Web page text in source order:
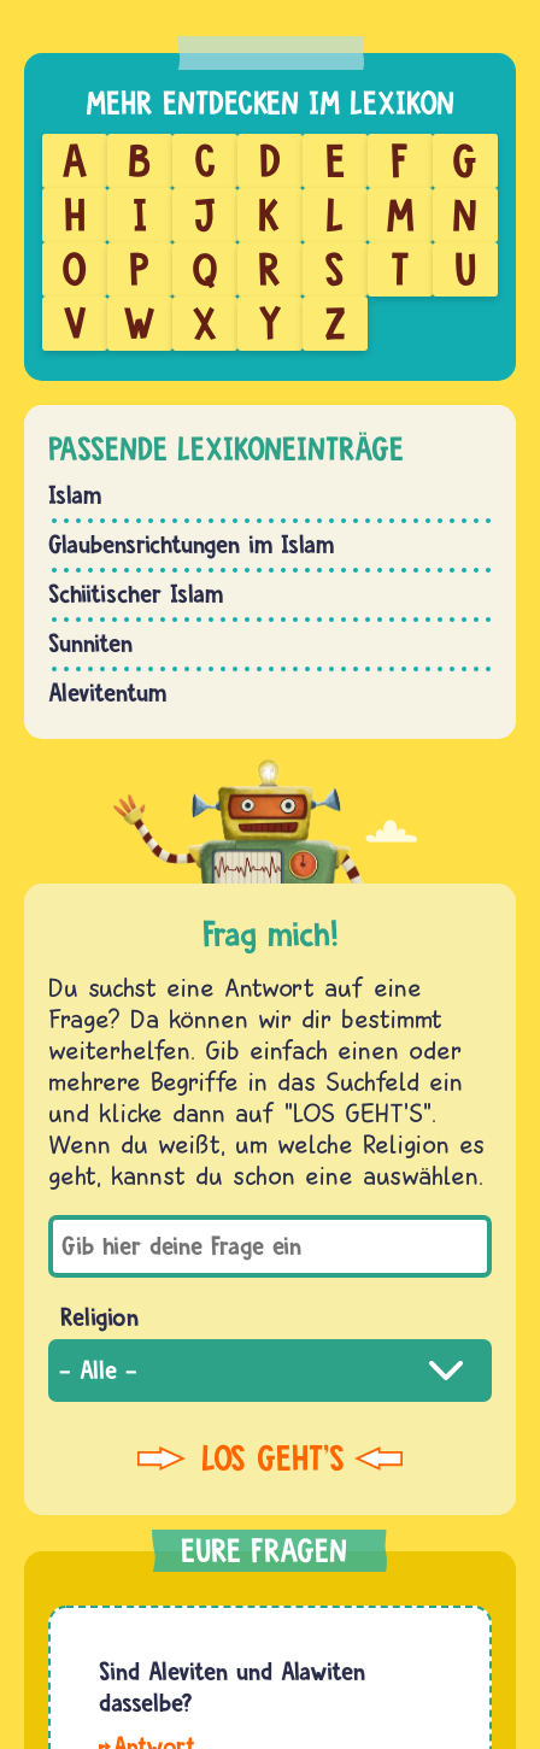
A B C D E F
G
H
I J K L M
N
O
P Q R S T
U
V
W X Y Z
PASSENDE LEXIKONEINTRÄGE
Islam
Glaubensrichtungen im Islam
Schiitischer Islam
Sunniten
Alevitentum
Frag mich!
Du suchst eine Antwort auf eine
Frage? Da können wir dir bestimmt
weiterhelfen. Gib einfach einen oder
mehrere Begriffe in das Suchfeld ein
und klicke dann auf "LOS GEHT'S".
Wenn du weißt, um welche Religion es
geht, kannst du schon eine auswählen.
Religion
Sind Aleviten und Alawiten
dasselbe?